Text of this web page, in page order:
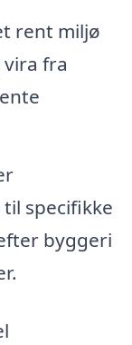
rent miljø
fra
specifikke
byggeri